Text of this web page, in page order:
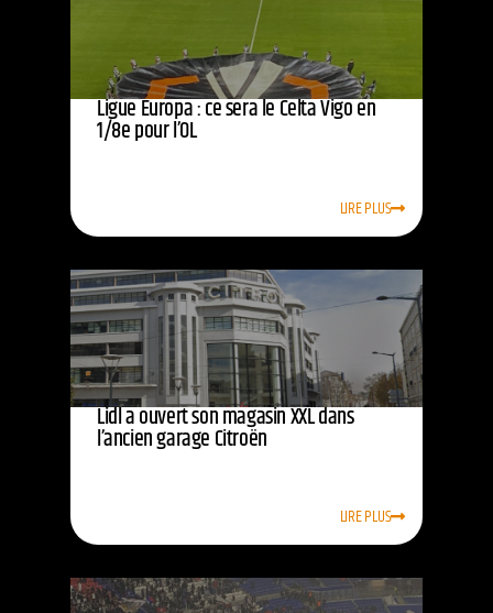
Ligue Europa : ce sera le Celta Vigo en
1/8e pour l’OL
LIRE PLUS
Lidl a ouvert son magasin XXL dans
l’ancien garage Citroën
LIRE PLUS